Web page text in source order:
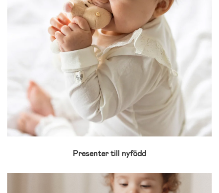
Presenter till nyfödd